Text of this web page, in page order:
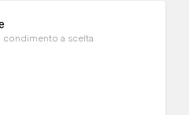
condimento a scelta